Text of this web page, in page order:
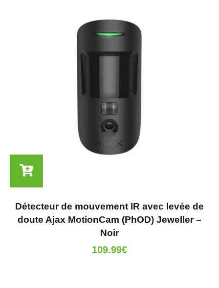
Détecteur de mouvement IR avec levée de
doute Ajax MotionCam (PhOD) Jeweller –
Noir
109.99€